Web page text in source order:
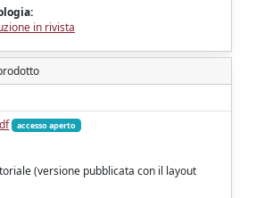
in rivista
accesso aperto
(versione pubblicata con il layout